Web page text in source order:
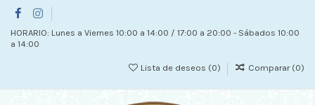
HORARIO: Lunes a Viernes 10:00 a 14:00 / 17:00 a 20:00 - Sábados 10:00
a 14:00
Lista de deseos (0) Comparar (0)